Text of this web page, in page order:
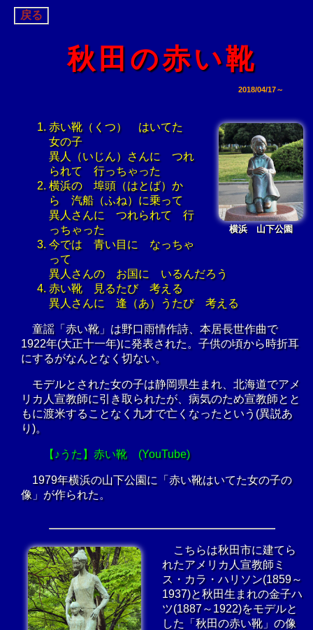
戻る
秋田の赤い靴
2018/04/17～
横浜 山下公園
赤い靴（くつ） はいてた
女の子
異人（いじん）さんに つれ
られて 行っちゃった
横浜の 埠頭（はとば）か
ら 汽船（ふね）に乗って
異人さんに つれられて 行
っちゃった
今では 青い目に なっちゃ
って
異人さんの お国に いるんだろう
赤い靴 見るたび 考える
異人さんに 逢（あ）うたび 考える
童謡「赤い靴」は野口雨情作詩、本居長世作曲で
1922年(大正十一年)に発表された。子供の頃から時折耳
にするがなんとなく切ない。
モデルとされた女の子は静岡県生まれ、北海道でアメ
リカ人宣教師に引き取られたが、病気のため宣教師とと
もに渡米することなく九才で亡くなったという(異説あ
り)。
【♪うた】赤い靴 (YouTube)
1979年横浜の山下公園に「赤い靴はいてた女の子の
像」が作られた。
こちらは秋田市に建てら
れたアメリカ人宣教師ミ
ス・カラ・ハリソン(1859～
1937)と秋田生まれの金子ハ
ツ(1887～1922)をモデルと
した「秋田の赤い靴」の像